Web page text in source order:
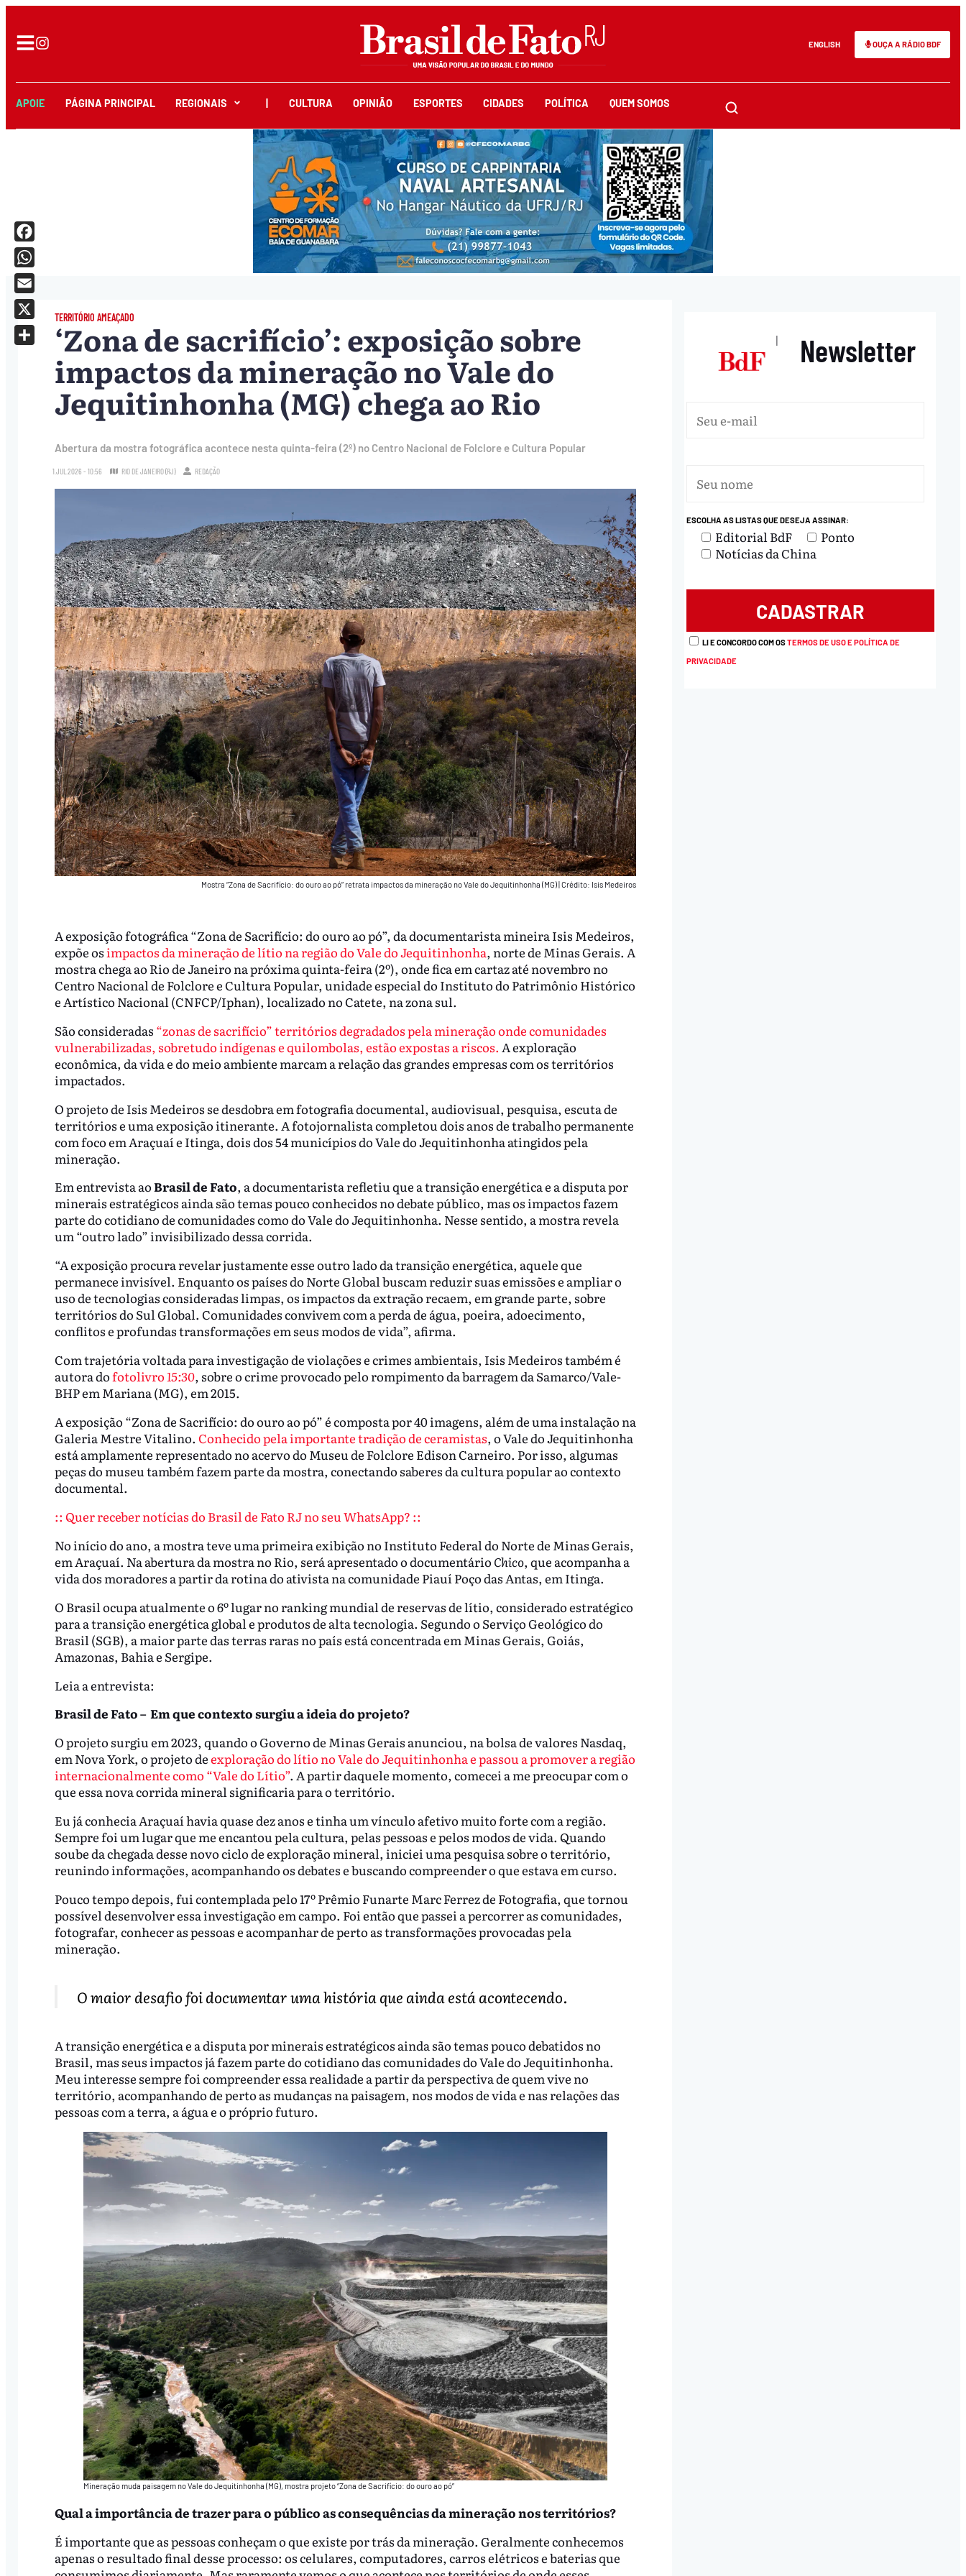
ENGLISH OUÇA A RÁDIO BDF
APOIE PÁGINA PRINCIPAL REGIONAIS CULTURA OPINIÃO ESPORTES CIDADES POLÍTICA QUEM SOMOS
TERRITÓRIO AMEAÇADO
‘Zona de sacrifício’: exposição sobre
impactos da mineração no Vale do
Jequitinhonha (MG) chega ao Rio
Abertura da mostra fotográfica acontece nesta quinta-feira (2º) no Centro Nacional de Folclore e Cultura Popular
1.JUL.2026 - 10:56 RIO DE JANEIRO (RJ) REDAÇÃO
Mostra “Zona de Sacrifício: do ouro ao pó” retrata impactos da mineração no Vale do Jequitinhonha (MG) Crédito: Isis Medeiros
A exposição fotográfica “Zona de Sacrifício: do ouro ao pó”, da documentarista mineira Isis Medeiros,
expõe os impactos da mineração de lítio na região do Vale do Jequitinhonha, norte de Minas Gerais. A
mostra chega ao Rio de Janeiro na próxima quinta-feira (2º), onde fica em cartaz até novembro no
Centro Nacional de Folclore e Cultura Popular, unidade especial do Instituto do Patrimônio Histórico
e Artístico Nacional (CNFCP/Iphan), localizado no Catete, na zona sul.
São consideradas “zonas de sacrifício” territórios degradados pela mineração onde comunidades
vulnerabilizadas, sobretudo indígenas e quilombolas, estão expostas a riscos. A exploração
econômica, da vida e do meio ambiente marcam a relação das grandes empresas com os territórios
impactados.
O projeto de Isis Medeiros se desdobra em fotografia documental, audiovisual, pesquisa, escuta de
territórios e uma exposição itinerante. A fotojornalista completou dois anos de trabalho permanente
com foco em Araçuaí e Itinga, dois dos 54 municípios do Vale do Jequitinhonha atingidos pela
mineração.
Em entrevista aoBrasil de Fato, a documentarista refletiu que a transição energética e a disputa por
minerais estratégicos ainda são temas pouco conhecidos no debate público, mas os impactos fazem
parte do cotidiano de comunidades como do Vale do Jequitinhonha. Nesse sentido, a mostra revela
um “outro lado” invisibilizado dessa corrida.
“A exposição procura revelar justamente esse outro lado da transição energética, aquele que
permanece invisível. Enquanto os países do Norte Global buscam reduzir suas emissões e ampliar o
uso de tecnologias consideradas limpas, os impactos da extração recaem, em grande parte, sobre
territórios do Sul Global. Comunidades convivem com a perda de água, poeira, adoecimento,
conflitos e profundas transformações em seus modos de vida”, afirma.
Com trajetória voltada para investigação de violações e crimes ambientais, Isis Medeiros também é
autora dofotolivro15:30, sobre o crime provocado pelo rompimento da barragem da Samarco/Vale-
BHP em Mariana (MG), em 2015.
A exposição “Zona de Sacrifício: do ouro ao pó” é composta por 40 imagens, além de uma instalação na
Galeria Mestre Vitalino. Conhecido pela importante tradição de ceramistas, o Vale do Jequitinhonha
está amplamente representado no acervo do Museu de Folclore Edison Carneiro. Por isso, algumas
peças do museu também fazem parte da mostra, conectando saberes da cultura popular ao contexto
documental.
:: Quer receber notícias do Brasil de Fato RJ no seu WhatsApp? ::
No início do ano, a mostra teve uma primeira exibição no Instituto Federal do Norte de Minas Gerais,
em Araçuaí. Na abertura da mostra no Rio, será apresentado o documentário Chico, que acompanha a
vida dos moradores a partir da rotina do ativista na comunidade Piauí Poço das Antas, em Itinga.
O Brasil ocupa atualmente o 6º lugar no ranking mundial de reservas de lítio, considerado estratégico
para a transição energética global e produtos de alta tecnologia. Segundo o Serviço Geológico do
Brasil (SGB), a maior parte das terras raras no país está concentrada em Minas Gerais, Goiás,
Amazonas, Bahia e Sergipe.
Leia a entrevista:
Brasil de Fato – Em que contexto surgiu a ideia do projeto?
O projeto surgiu em 2023, quando o Governo de Minas Gerais anunciou, na bolsa de valores Nasdaq,
em Nova York, o projeto deexploração do lítio no Vale do Jequitinhonha e passou a promover a região
internacionalmente como “Vale do Lítio”. A partir daquele momento, comecei a me preocupar com o
que essa nova corrida mineral significaria para o território.
Eu já conhecia Araçuaí havia quase dez anos e tinha um vínculo afetivo muito forte com a região.
Sempre foi um lugar que me encantou pela cultura, pelas pessoas e pelos modos de vida. Quando
soube da chegada desse novo ciclo de exploração mineral, iniciei uma pesquisa sobre o território,
reunindo informações, acompanhando os debates e buscando compreender o que estava em curso.
Pouco tempo depois, fui contemplada pelo 17º Prêmio Funarte Marc Ferrez de Fotografia, que tornou
possível desenvolver essa investigação em campo. Foi então que passei a percorrer as comunidades,
fotografar, conhecer as pessoas e acompanhar de perto as transformações provocadas pela
mineração.
O maior desafio foi documentar uma história que ainda está acontecendo.
A transição energética e a disputa por minerais estratégicos ainda são temas pouco debatidos no
Brasil, mas seus impactos já fazem parte do cotidiano das comunidades do Vale do Jequitinhonha.
Meu interesse sempre foi compreender essa realidade a partir da perspectiva de quem vive no
território, acompanhando de perto as mudanças na paisagem, nos modos de vida e nas relações das
pessoas com a terra, a água e o próprio futuro.
Mineração muda paisagem no Vale do Jequitinhonha (MG), mostra projeto “Zona de Sacrifício: do ouro ao pó”
Qual a importância de trazer para o público as consequências da mineração nos territórios?
É importante que as pessoas conheçam o que existe por trás da mineração. Geralmente conhecemos
apenas o resultado final desse processo: os celulares, computadores, carros elétricos e baterias que
Facebook
WhatsApp
Email
X
| Newsletter
ESCOLHA AS LISTAS QUE DESEJA ASSINAR:
Editorial BdF
Ponto
Notícias da China
LI E CONCORDO COM OSTERMOS DE USO E POLÍTICA DE
PRIVACIDADE